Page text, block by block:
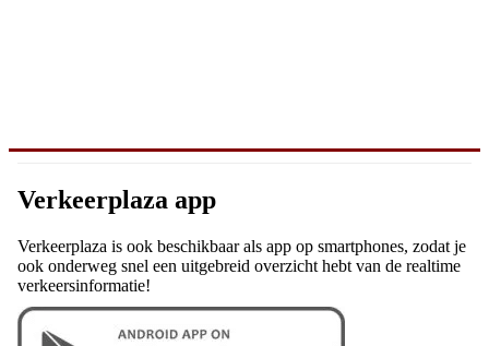
Verkeerplaza app
Verkeerplaza is ook beschikbaar als app op smartphones, zodat je
ook onderweg snel een uitgebreid overzicht hebt van de realtime
verkeersinformatie!